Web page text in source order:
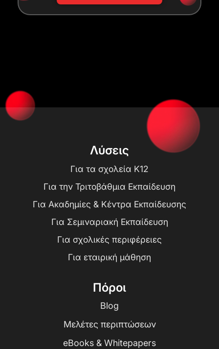
Λύσεις
Για τα σχολεία K12
Για την Τριτοβάθμια Εκπαίδευση
Για Ακαδημίες & Κέντρα Εκπαίδευσης
Για Σεμιναριακή Εκπαίδευση
Για σχολικές περιφέρειες
Για εταιρική μάθηση
Πόροι
Blog
Μελέτες περιπτώσεων
eBooks & Whitepapers